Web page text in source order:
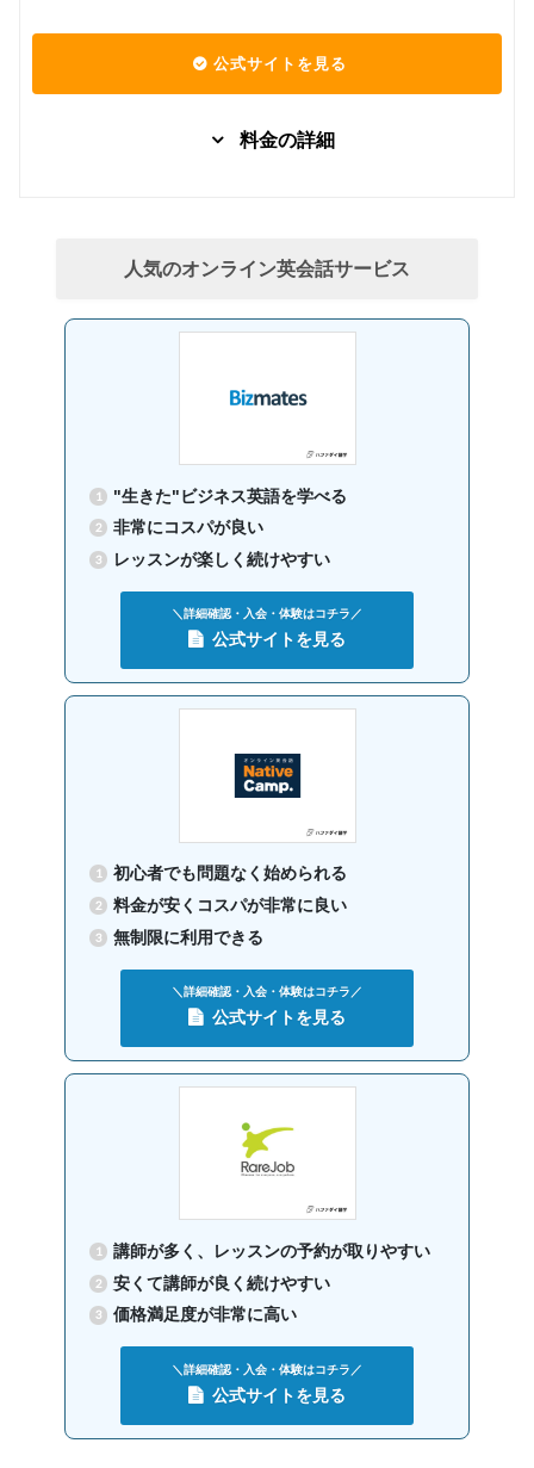
公式サイトを見る
料金の詳細
回数：4 / 1セッション50分
幼稚園生
8,400
回数：4 / 1セッション50分
中学生ク
グループレッスン
8,900円(税込) / 月
回数：4 / 1セッション50分
ートレッ
スン
マンツーマン
22,000円(税込) / 月
回数：4 / 1セッション50分
グループレッスン
円(税込) / 月
人気のオンライン英会話サービス
"生きた"ビジネス英語を学べる
非常にコスパが良い
レッスンが楽しく続けやすい
＼詳細確認・入会・体験はコチラ／
公式サイトを見る
初心者でも問題なく始められる
料金が安くコスパが非常に良い
無制限に利用できる
＼詳細確認・入会・体験はコチラ／
公式サイトを見る
講師が多く、レッスンの予約が取りやすい
安くて講師が良く続けやすい
価格満足度が非常に高い
＼詳細確認・入会・体験はコチラ／
公式サイトを見る